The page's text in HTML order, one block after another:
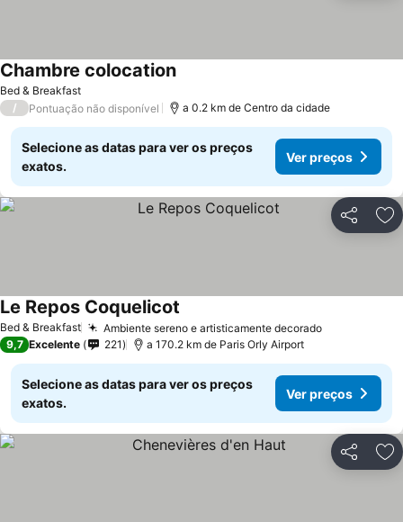
Bed & Breakfast
Chambre colocation
/ Pontuação não disponível a 0.2 km de Centro da cidade
Selecione as datas para ver os preços
exatos.
Ver preços
Partilhar
Bed & Breakfast Ambiente sereno e artisticamente decorado
Le Repos Coquelicot
9,7 Excelente 221 a 170.2 km de Paris Orly Airport
Selecione as datas para ver os preços
exatos.
Ver preços
Partilhar